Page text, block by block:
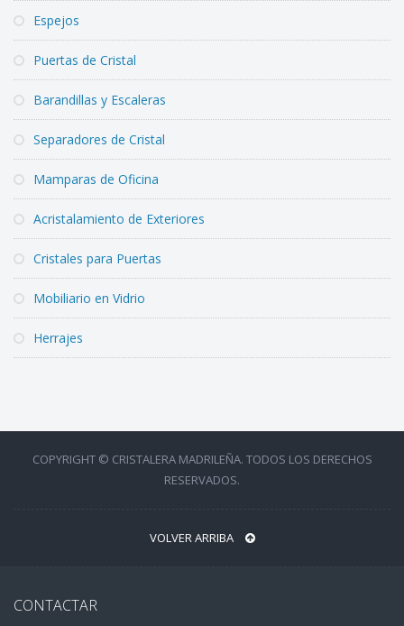
Espejos
Puertas de Cristal
Barandillas y Escaleras
Separadores de Cristal
Mamparas de Oficina
Acristalamiento de Exteriores
Cristales para Puertas
Mobiliario en Vidrio
Herrajes
COPYRIGHT © CRISTALERA MADRILEÑA. TODOS LOS DERECHOS
RESERVADOS.
VOLVER ARRIBA
CONTACTAR